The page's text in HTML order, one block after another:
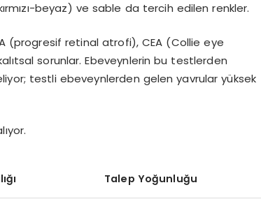
beyaz) ve sable da tercih edilen renkler.
(progresif retinal atrofi), CEA (Collie eye
sorunlar. Ebeveynlerin bu testlerden
testli ebeveynlerden gelen yavrular yüksek
Talep Yoğunluğu